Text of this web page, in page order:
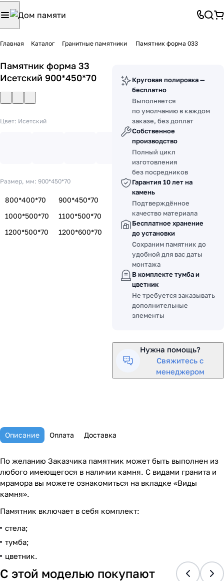
Главная Каталог Гранитные памятники Памятник форма 033
Памятник форма 33
Исетский 900*450*70
Цвет: Исетский
Размер, мм: 900*450*70
800*400*70
900*450*70
1000*500*70
1100*500*70
1200*500*70
1200*600*70
Круговая полировка —
бесплатно
Выполняется
по умолчанию в каждом
заказе, без доплат
Собственное
производство
Полный цикл
изготовления
без посредников
Гарантия 10 лет на
камень
Подтверждённое
качество материала
Бесплатное хранение
до установки
Сохраним памятник до
удобной для вас даты
монтажа
В комплекте тумба и
цветник
Не требуется заказывать
дополнительные
элементы
Нужна помощь?
Свяжитесь с
менеджером
Описание Оплата Доставка
По желанию Заказчика памятник может быть выполнен из
любого имеющегося в наличии камня. С видами гранита и
мрамора вы можете ознакомиться на вкладке «Виды
камня».
Памятник включает в себя комплект:
стела;
тумба;
цветник.
С этой моделью покупают